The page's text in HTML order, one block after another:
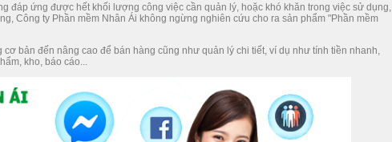
đáp ứng được hết khối lượng công việc cần quản lý, hoặc khó khăn trong việc sử dụng,
Công ty Phần mềm Nhân Ái không ngừng nghiên cứu cho ra sản phẩm "Phần mềm
bản đến nâng cao để bán hàng cũng như quản lý chi tiết, ví dụ như tính tiền nhanh,
kho, báo cáo...